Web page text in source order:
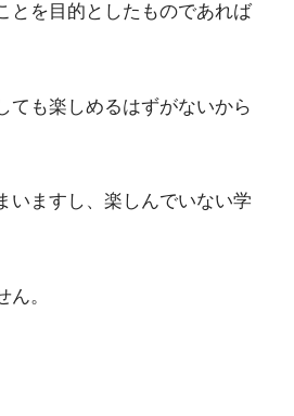
とを目的としたものであれば
ても楽しめるはずがないから
いますし、楽しんでいない学
。